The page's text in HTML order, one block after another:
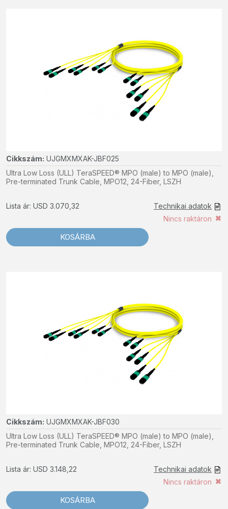
Cikkszám: UJGMXMXAK-JBF025
Ultra Low Loss (ULL) TeraSPEED® MPO (male) to MPO (male),
Pre-terminated Trunk Cable, MPO12, 24-Fiber, LSZH
Technikai adatok
Lista ár: USD 3.070,32
Nincs raktáron
KOSÁRBA
Cikkszám: UJGMXMXAK-JBF030
Ultra Low Loss (ULL) TeraSPEED® MPO (male) to MPO (male),
Pre-terminated Trunk Cable, MPO12, 24-Fiber, LSZH
Technikai adatok
Lista ár: USD 3.148,22
Nincs raktáron
KOSÁRBA